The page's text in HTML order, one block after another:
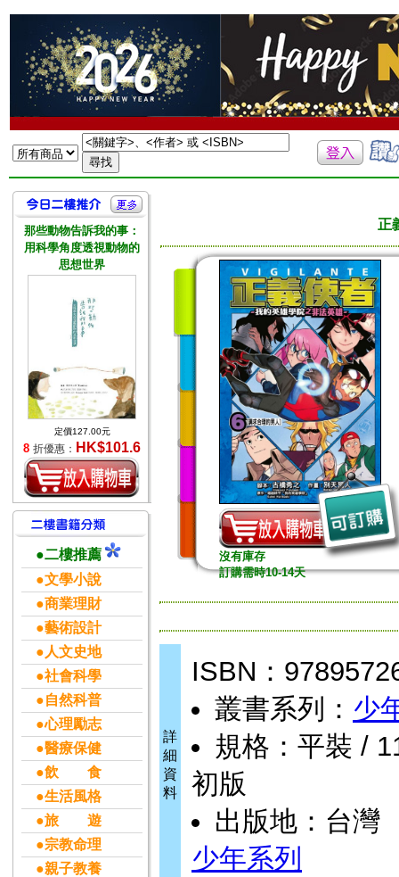
那些動物告訴我的事：
用科學角度透視動物的
思想世界
定價127.00元
8 折優惠： HK$101.6
●二樓推薦
●文學小說
●商業理財
●藝術設計
●人文史地
●社會科學
●自然科普
●心理勵志
●醫療保健
●飲 食
●生活風格
●旅 遊
●宗教命理
●親子教養
正
沒有庫存
訂購需時10-14天
詳
細
資
料
ISBN：
叢書系列： 少
規格：平裝 /
初版
出版地：台灣
少年系列